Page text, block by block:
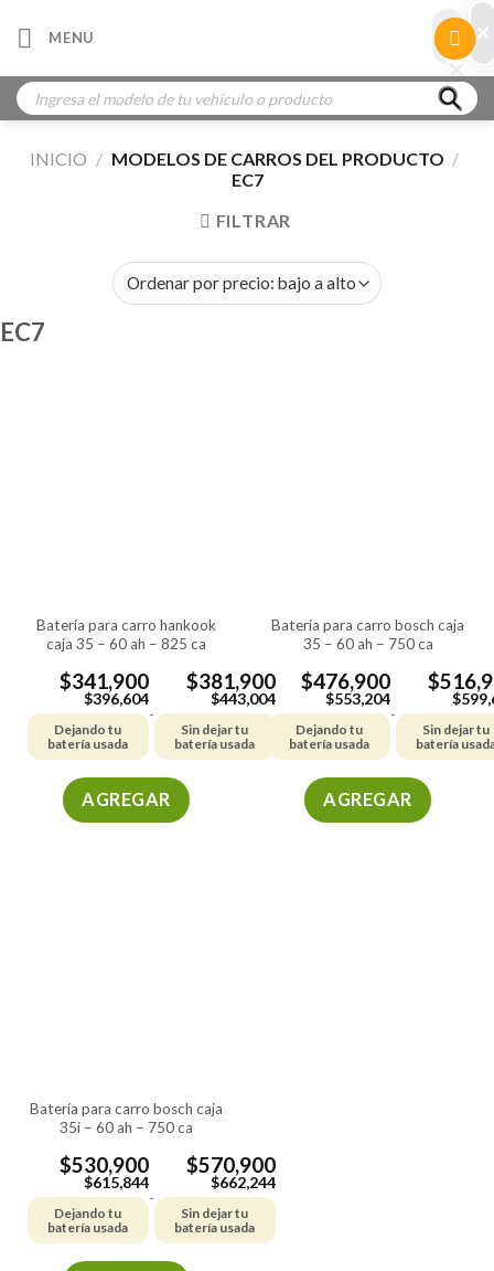
MENU
Búsqueda
de
productos
INICIO / MODELOS DE CARROS DEL PRODUCTO /
EC7
FILTRAR
EC7
batería para carro hankook
caja 35 – 60 ah – 825 ca
$341,900
$396,604
Dejando tu
batería usada
-
$381,900
$443,004
Sin dejar tu
batería usada
AGREGAR
página
de
producto
batería para carro bosch caja
35 – 60 ah – 750 ca
$476,900
$553,204
Dejando tu
batería usada
-
$
$
Sin dejar tu
batería
AGREGAR
batería para carro bosch caja
35i – 60 ah – 750 ca
$530,900
$615,844
Dejando tu
batería usada
-
$570,900
$662,244
Sin dejar tu
batería usada
×
×
×
×